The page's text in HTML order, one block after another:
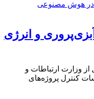
و انرژی
وزارت ارتباطات و
کنترل پروژه‌های